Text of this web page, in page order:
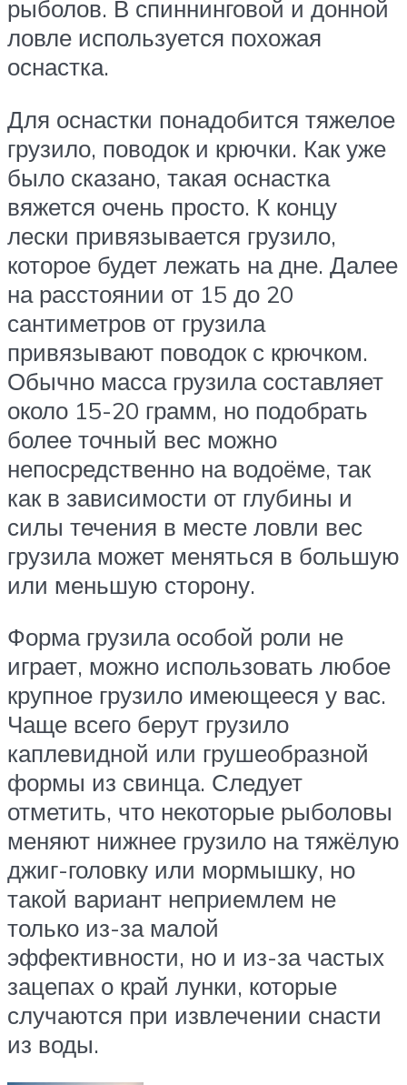
рыболов. В спиннинговой и донной
ловле используется похожая
оснастка.
Для оснастки понадобится тяжелое
грузило, поводок и крючки. Как уже
было сказано, такая оснастка
вяжется очень просто. К концу
лески привязывается грузило,
которое будет лежать на дне. Далее
на расстоянии от 15 до 20
сантиметров от грузила
привязывают поводок с крючком.
Обычно масса грузила составляет
около 15-20 грамм, но подобрать
более точный вес можно
непосредственно на водоёме, так
как в зависимости от глубины и
силы течения в месте ловли вес
грузила может меняться в большую
или меньшую сторону.
Форма грузила особой роли не
играет, можно использовать любое
крупное грузило имеющееся у вас.
Чаще всего берут грузило
каплевидной или грушеобразной
формы из свинца. Следует
отметить, что некоторые рыболовы
меняют нижнее грузило на тяжёлую
джиг-головку или мормышку, но
такой вариант неприемлем не
только из-за малой
эффективности, но и из-за частых
зацепах о край лунки, которые
случаются при извлечении снасти
из воды.